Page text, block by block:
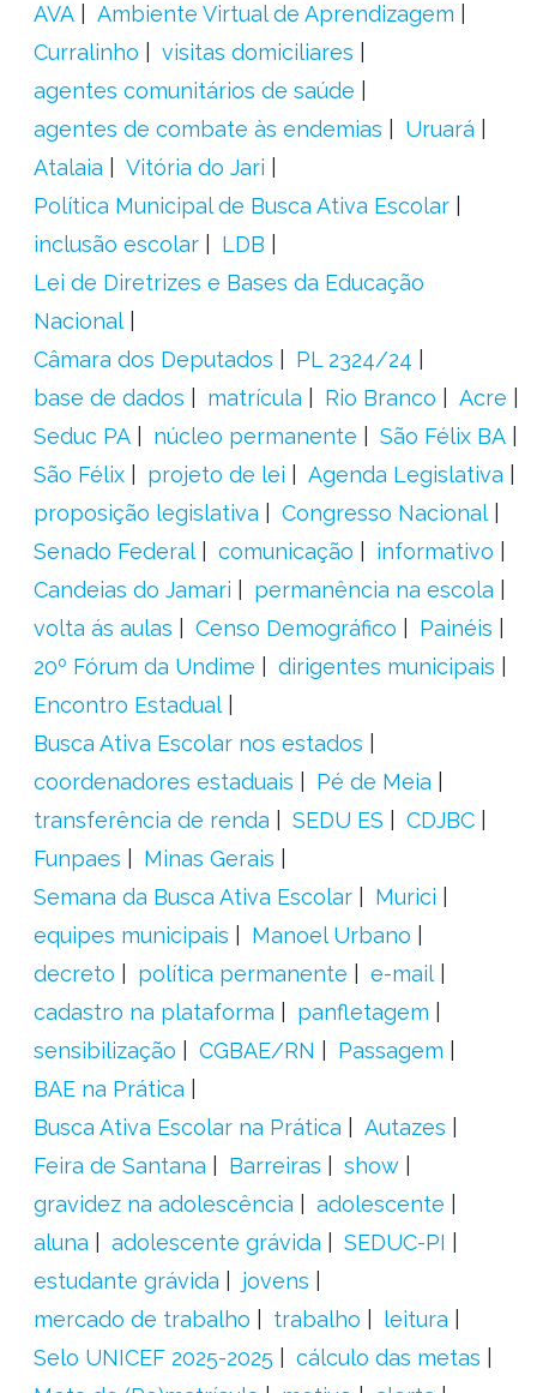
AVA
Ambiente Virtual de Aprendizagem
Curralinho
visitas domiciliares
agentes comunitários de saúde
agentes de combate às endemias
Uruará
Atalaia
Vitória do Jari
Política Municipal de Busca Ativa Escolar
inclusão escolar
LDB
Lei de Diretrizes e Bases da Educação
Nacional
Câmara dos Deputados
PL 2324/24
base de dados
matrícula Rio Branco
Acre
Seduc PA
núcleo permanente
São Félix BA
São Félix
projeto de lei
Agenda Legislativa
proposição legislativa
Congresso Nacional
Senado Federal
comunicação
informativo
Candeias do Jamari
permanência na escola
volta ás aulas
Censo Demográfico
Painéis
20º Fórum da Undime
dirigentes municipais
Encontro Estadual
Busca Ativa Escolar nos estados
coordenadores estaduais
Pé de Meia
transferência de renda
SEDU ES
CDJBC
Funpaes
Minas Gerais
Semana da Busca Ativa Escolar
Murici
equipes municipais
Manoel Urbano
decreto
política permanente
e-mail
cadastro na plataforma
panfletagem
sensibilização
CGBAE/RN
Passagem
BAE na Prática
Busca Ativa Escolar na Prática
Autazes
Feira de Santana
Barreiras
show
gravidez na adolescência
adolescente
aluna
adolescente grávida
SEDUC-PI
estudante grávida
jovens
mercado de trabalho
trabalho
leitura
Selo UNICEF 2025-2025
cálculo das metas